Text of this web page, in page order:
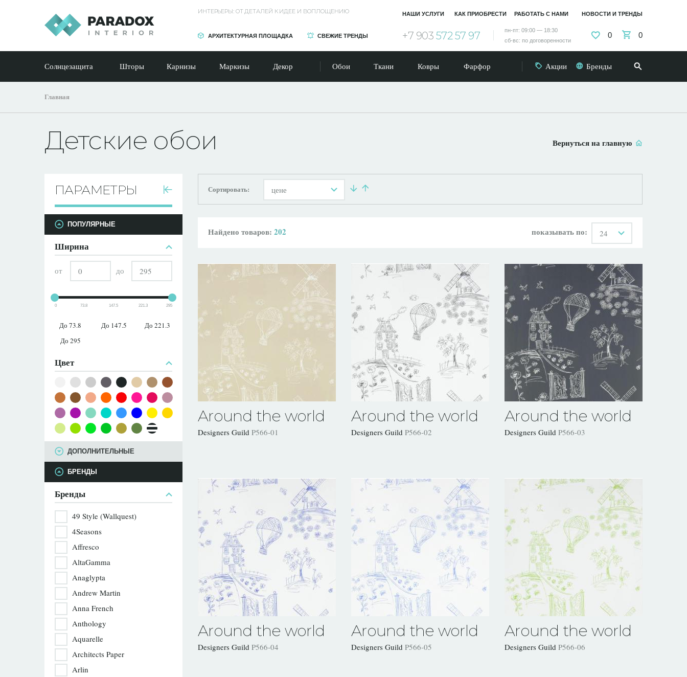
ИНТЕРЬЕРЫ: ОТ ДЕТАЛЕЙ К ИДЕЕ И ВОПЛОЩЕНИЮ
АРХИТЕКТУРНАЯ ПЛОЩАДКА СВЕЖИЕ ТРЕНДЫ +7 903 572 57 97
пн-пт: 09:00 — 18:30
сб-вс: по договоренности
НАШИ УСЛУГИ КАК ПРИОБРЕСТИ РАБОТАТЬ С НАМИ НОВОСТИ И ТРЕНДЫ
0 0
Солнцезащита Шторы Карнизы Маркизы Декор Обои Ткани Ковры Фарфор Акции Бренды
Главная
Вернуться на главную
Детские обои
ПАРАМЕТРЫ
ПАРАМЕТРЫ
ПОПУЛЯРНЫЕ
Ширина
от до
0 73.8 147.5 221.3 295
До 73.8 До 147.5
До 221.3
До 295
Цвет
ДОПОЛНИТЕЛЬНЫЕ
БРЕНДЫ
Бренды
49 Style (Wallquest)
4Seasons
Affresco
AltaGamma
Anaglypta
Andrew Martin
Anna French
Anthology
Aquarelle
Architects Paper
Arlin
Сортировать: цене
Найдено товаров: 202 показывать по: 24
Around the world
Designers Guild P566-01
Around the world
Designers Guild P566-02
Around the world
Designers Guild P566-03
Around the world
Designers Guild P566-04
Around the world
Designers Guild P566-05
Around the world
Designers Guild P566-06